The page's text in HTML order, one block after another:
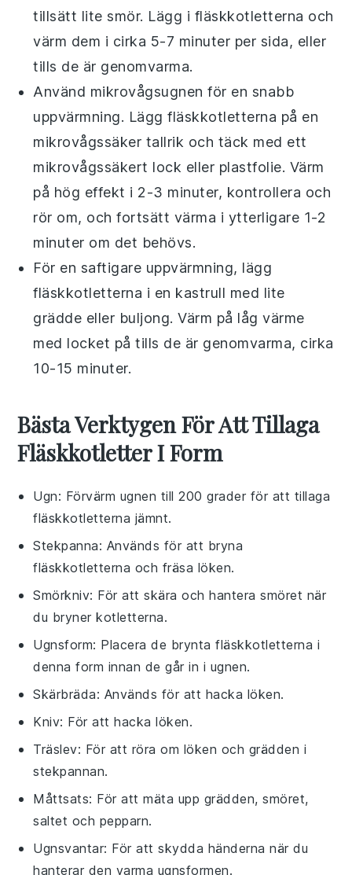
tillsätt litesmör. Lägg i fläskkotletterna och
värm dem i cirka 5-7 minuter per sida, eller
tills de är genomvarma.
Använd mikrovågsugnen för en snabb
uppvärmning. Läggfläskkotletterna på en
mikrovågssäker tallrik och täck med ett
mikrovågssäkert lock eller plastfolie. Värm
på hög effekt i 2-3 minuter, kontrollera och
rör om, och fortsätt värma i ytterligare 1-2
minuter om det behövs.
För en saftigare uppvärmning, lägg
fläskkotletterna i en kastrull med lite
grädde eller buljong. Värm på låg värme
med locket på tills de är genomvarma, cirka
10-15 minuter.
Bästa Verktygen För Att Tillaga
Fläskkotletter I Form
Ugn: Förvärm ugnen till 200 grader för att tillaga
fläskkotletterna jämnt.
Stekpanna: Används för att bryna
fläskkotletterna och fräsa löken.
Smörkniv: För att skära och hantera smöret när
du bryner kotletterna.
Ugnsform: Placera de brynta fläskkotletterna i
denna form innan de går in i ugnen.
Skärbräda: Används för att hacka löken.
Kniv: För att hacka löken.
Träslev: För att röra om löken och grädden i
stekpannan.
Måttsats: För att mäta upp grädden, smöret,
saltet och pepparn.
Ugnsvantar: För att skydda händerna när du
hanterar den varma ugnsformen.